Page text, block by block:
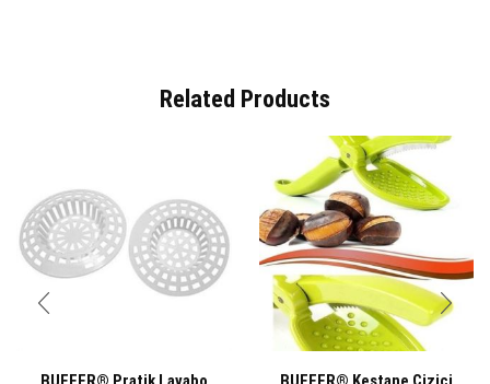
Related Products